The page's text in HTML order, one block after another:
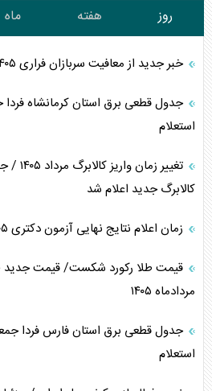
روز هفته ماه
خبر جدید از معافیت سربازان فراری ۱۴۰۵
استعلام
تغییر
کالابرگ جدید اعلام شد
زمان اعلام نتایج نهایی آزمون دکتری ۱۴۰۵
مردادماه ۱۴۰۵
استعلام